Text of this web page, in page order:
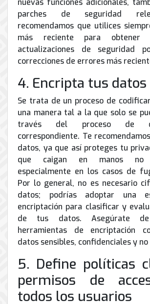
nuevas funciones adicionales,
parches de seguridad
recomendamos que utilices
más reciente para obtener
actualizaciones de seguridad
correcciones de errores más
4. Encripta tus datos
Se trata de un proceso de
una manera tal a la que solo se
través del proceso de
correspondiente. Te
datos, ya que así proteges tu
que caigan en manos no
especialmente en los casos de
Por lo general, no es necesario
datos; podrías adoptar una
encriptación para clasificar y
de tus datos. Asegúrate
herramientas de encriptación
datos sensibles, confidenciales y no
5. Define políticas
permisos de
todos los usuarios